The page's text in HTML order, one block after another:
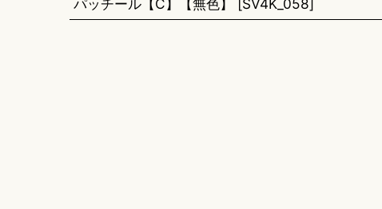
パッチール【C】【無色】 [SV4K_058]